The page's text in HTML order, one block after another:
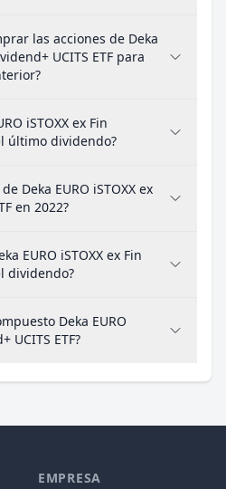
las acciones de Deka
UCITS ETF para
iSTOXX ex Fin
último dividendo?
Deka EURO iSTOXX ex
en 2022?
EURO iSTOXX ex Fin
dividendo?
Deka EURO
UCITS ETF?
EMPRESA